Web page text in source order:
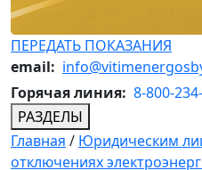
ПЕРЕДАТЬ ПОКАЗАНИЯ
email:
Горячая линия: 8-800-
РАЗДЕЛЫ
Главная / Юридическим
отключениях